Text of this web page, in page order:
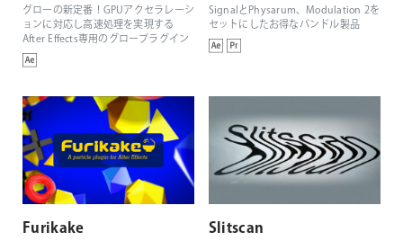
グローの新定番！GPUアクセラレーシ
ョンに対応し高速処理を実現する
After Effects専用のグロープラグイン
SignalとPhysarum、Modulation 2を
セットにしたお得なバンドル製品
Furikake Slitscan